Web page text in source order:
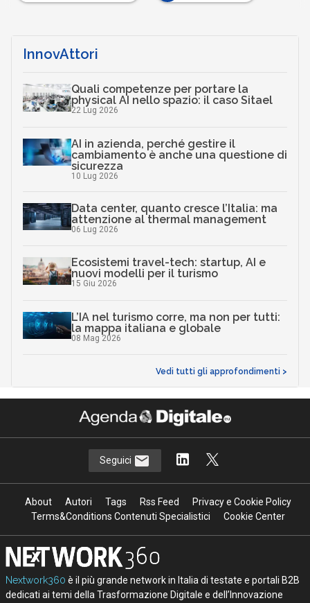
InnovAttori
Quali competenze per portare la
physical AI nello spazio: il caso Sitael
22 Lug 2026
AI in azienda, perché gestire il
cambiamento è anche una questione di
sicurezza
10 Lug 2026
Data center, quanto cresce l’Italia: ma
attenzione al thermal management
06 Lug 2026
Ecosistemi travel-tech: startup, AI e
nuovi modelli per il turismo
15 Giu 2026
L’IA nel turismo corre, ma non per tutti:
la mappa italiana e globale
08 Mag 2026
Vedi tutti gli approfondimenti >
Seguici
About Autori Tags Rss Feed
Privacy e Cookie Policy
Terms&Conditions Contenuti Specialistici
Cookie Center
Nextwork360 è il più grande network in Italia di testate e portali B2B
dedicati ai temi della Trasformazione Digitale e dell’Innovazione